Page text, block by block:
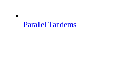
Parallel Tandems